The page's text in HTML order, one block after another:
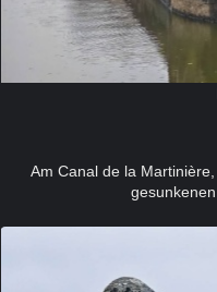
Am Canal de la